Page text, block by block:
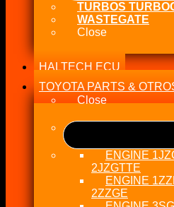
TURBOS
WASTEGATE
Close
HALTECH ECU
TOYOTA PARTS &
Close
ENGINE
2JZGTTE
ENGINE
2ZZGE